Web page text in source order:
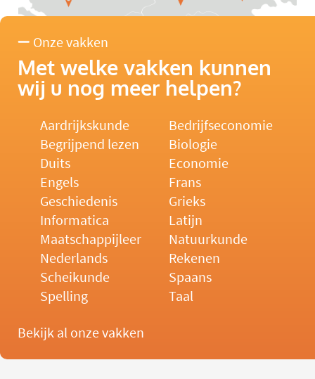
Onze vakken
Met welke vakken kunnen
wij u nog meer helpen?
Aardrijkskunde
Bedrijfseconomie
Begrijpend lezen
Biologie
Duits
Economie
Engels
Frans
Geschiedenis
Grieks
Informatica
Latijn
Maatschappijleer
Natuurkunde
Nederlands
Rekenen
Scheikunde
Spaans
Spelling
Taal
Bekijk al onze vakken